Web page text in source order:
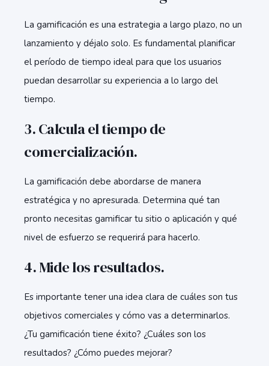
La gamificación es una estrategia a largo plazo, no un
lanzamiento y déjalo solo. Es fundamental planificar
el período de tiempo ideal para que los usuarios
puedan desarrollar su experiencia a lo largo del
tiempo.
3. Calcula el tiempo de
comercialización.
La gamificación debe abordarse de manera
estratégica y no apresurada. Determina qué tan
pronto necesitas gamificar tu sitio o aplicación y qué
nivel de esfuerzo se requerirá para hacerlo.
4. Mide los resultados.
Es importante tener una idea clara de cuáles son tus
objetivos comerciales y cómo vas a determinarlos.
¿Tu gamificación tiene éxito? ¿Cuáles son los
resultados? ¿Cómo puedes mejorar?